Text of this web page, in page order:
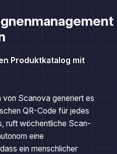
Produktkatalog mit
QR-Code für jedes
ruft wöchentliche Scan-
eine
ein menschlicher
erforderlich ist.